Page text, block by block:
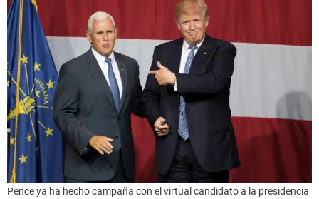
Pence ya ha hecho campaña con el virtual candidato a la presidencia